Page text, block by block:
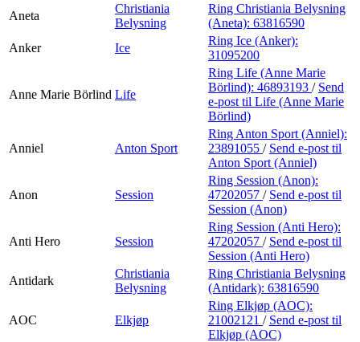
Aneta
Christiania
Belysning
Ring Christiania Belysning
(Aneta): 63816590
Anker
Ice
Ring Ice (Anker):
31095200
Anne Marie Börlind Life
Ring Life (Anne Marie
Börlind): 46893193 / Send
e-post til Life (Anne Marie
Börlind)
Anniel Anton Sport
Ring Anton Sport (Anniel):
23891055 / Send e-post til
Anton Sport (Anniel)
Anon Session
Ring Session (Anon):
47202057 / Send e-post til
Session (Anon)
Anti Hero Session
Ring Session (Anti Hero):
47202057 / Send e-post til
Session (Anti Hero)
Antidark
Christiania
Belysning
Ring Christiania Belysning
(Antidark): 63816590
AOC Elkjøp
Ring Elkjøp (AOC):
21002121 / Send e-post til
Elkjøp (AOC)